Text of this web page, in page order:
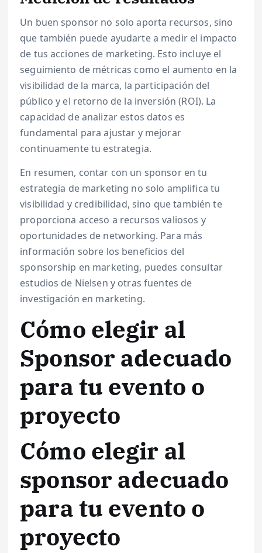
Un buen sponsor no solo aporta recursos, sino
que también puede ayudarte a medir el impacto
de tus acciones de marketing. Esto incluye el
seguimiento de métricas como el aumento en la
visibilidad de la marca, la participación del
público y el retorno de la inversión (ROI). La
capacidad de analizar estos datos es
fundamental para ajustar y mejorar
continuamente tu estrategia.
En resumen, contar con un sponsor en tu
estrategia de marketing no solo amplifica tu
visibilidad y credibilidad, sino que también te
proporciona acceso a recursos valiosos y
oportunidades de networking. Para más
información sobre los beneficios del
sponsorship en marketing, puedes consultar
estudios de Nielsen y otras fuentes de
investigación en marketing.
Cómo elegir al
Sponsor adecuado
para tu evento o
proyecto
Cómo elegir al
sponsor adecuado
para tu evento o
proyecto